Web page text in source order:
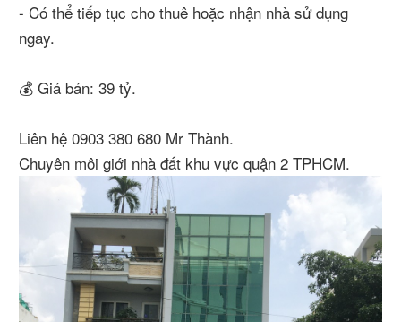
- Có thể tiếp tục cho thuê hoặc nhận nhà sử dụng
ngay.
💰 Giá bán: 39 tỷ.
Liên hệ 0903 380 680 Mr Thành.
Chuyên môi giới nhà đất khu vực quận 2 TPHCM.